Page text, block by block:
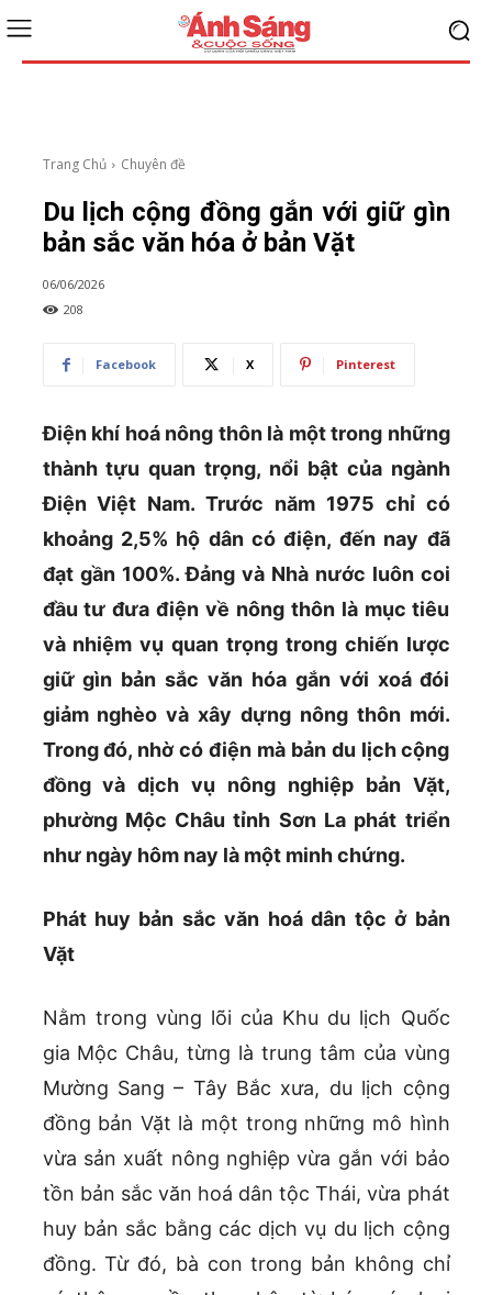
Trang Chủ Chuyên đề
Du lịch cộng đồng gắn với giữ gìn
bản sắc văn hóa ở bản Vặt
06/06/2026
208
Facebook X Pinterest
Điện khí hoá nông thôn là một trong những
thành tựu quan trọng, nổi bật của ngành
Điện Việt Nam. Trước năm 1975 chỉ có
khoảng 2,5% hộ dân có điện, đến nay đã
đạt gần 100%. Đảng và Nhà nước luôn coi
đầu tư đưa điện về nông thôn là mục tiêu
và nhiệm vụ quan trọng trong chiến lược
giữ gìn bản sắc văn hóa gắn với xoá đói
giảm nghèo và xây dựng nông thôn mới.
Trong đó, nhờ có điện mà bản du lịch cộng
đồng và dịch vụ nông nghiệp bản Vặt,
phường Mộc Châu tỉnh Sơn La phát triển
như ngày hôm nay là một minh chứng.
Phát huy bản sắc văn hoá dân tộc ở bản
Vặt
Nằm trong vùng lõi của Khu du lịch Quốc
gia Mộc Châu, từng là trung tâm của vùng
Mường Sang – Tây Bắc xưa, du lịch cộng
đồng bản Vặt là một trong những mô hình
vừa sản xuất nông nghiệp vừa gắn với bảo
tồn bản sắc văn hoá dân tộc Thái, vừa phát
huy bản sắc bằng các dịch vụ du lịch cộng
đồng. Từ đó, bà con trong bản không chỉ